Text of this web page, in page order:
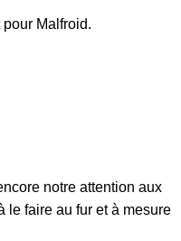
pour Malfroid.
notre attention aux
le faire au fur et à mesure